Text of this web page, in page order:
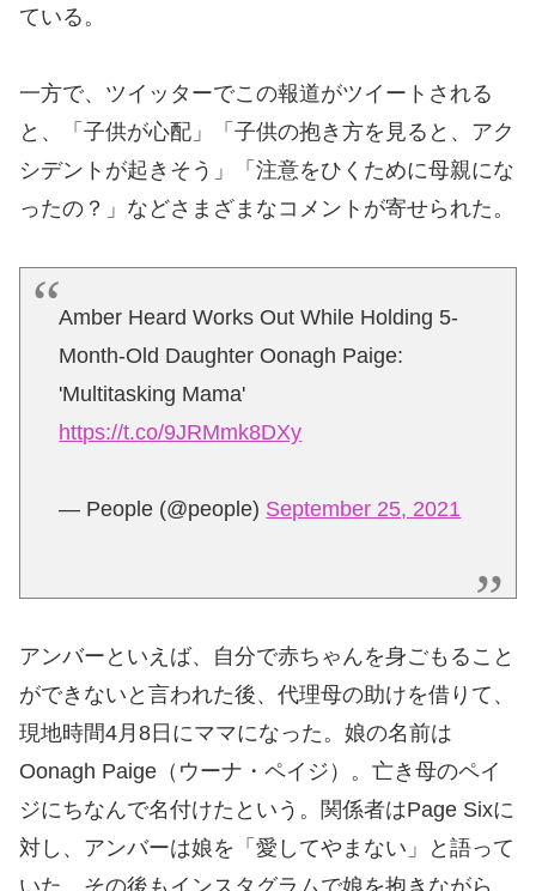
ている。
一方で、ツイッターでこの報道がツイートされる
と、「子供が心配」「子供の抱き方を見ると、アク
シデントが起きそう」「注意をひくために母親にな
ったの？」などさまざまなコメントが寄せられた。
Amber Heard Works Out While Holding 5-
Month-Old Daughter Oonagh Paige:
'Multitasking Mama'
https://t.co/9JRMmk8DXy
— People (@people) September 25, 2021
アンバーといえば、自分で赤ちゃんを身ごもること
ができないと言われた後、代理母の助けを借りて、
現地時間4月8日にママになった。娘の名前は
Oonagh Paige（ウーナ・ペイジ）。亡き母のペイ
ジにちなんで名付けたという。関係者はPage Sixに
対し、アンバーは娘を「愛してやまない」と語って